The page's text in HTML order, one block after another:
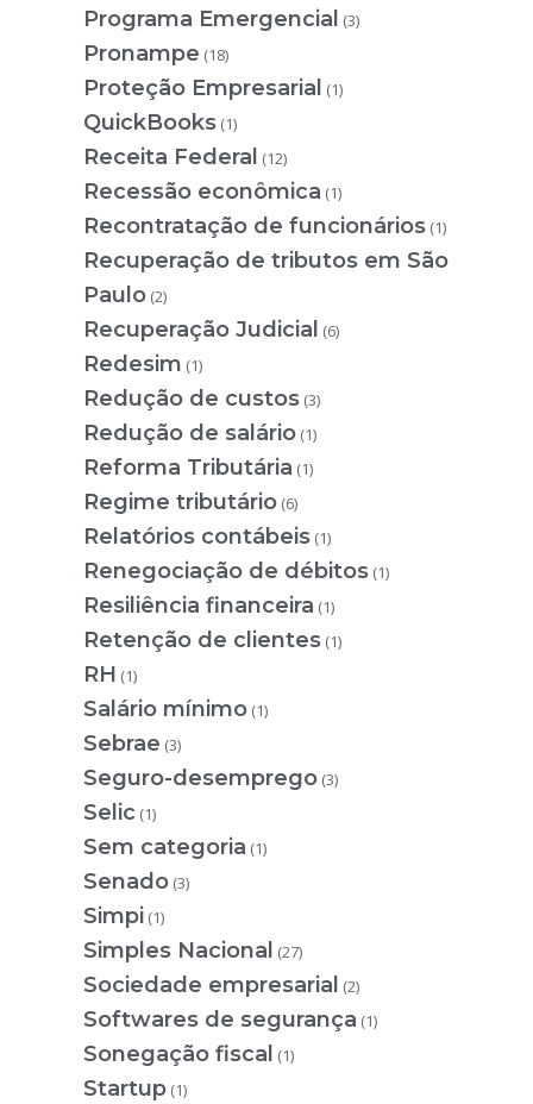
Programa Emergencial (3)
Pronampe (18)
Proteção Empresarial (1)
QuickBooks (1)
Receita Federal (12)
Recessão econômica (1)
Recontratação de funcionários (1)
Recuperação de tributos em São
Paulo (2)
Recuperação Judicial (6)
Redesim (1)
Redução de custos (3)
Redução de salário (1)
Reforma Tributária (1)
Regime tributário (6)
Relatórios contábeis (1)
Renegociação de débitos (1)
Resiliência financeira (1)
Retenção de clientes (1)
RH (1)
Salário mínimo (1)
Sebrae (3)
Seguro-desemprego (3)
Selic (1)
Sem categoria (1)
Senado (3)
Simpi (1)
Simples Nacional (27)
Sociedade empresarial (2)
Softwares de segurança (1)
Sonegação fiscal (1)
Startup (1)